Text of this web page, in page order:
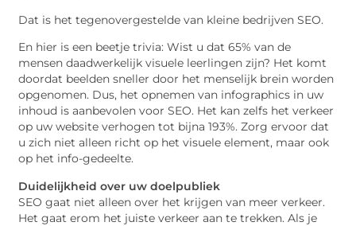
Dat is het tegenovergestelde van kleine bedrijven SEO.
En hier is een beetje trivia: Wist u dat 65% van de
mensen daadwerkelijk visuele leerlingen zijn? Het komt
doordat beelden sneller door het menselijk brein worden
opgenomen. Dus, het opnemen van infographics in uw
inhoud is aanbevolen voor SEO. Het kan zelfs het verkeer
op uw website verhogen tot bijna 193%. Zorg ervoor dat
u zich niet alleen richt op het visuele element, maar ook
op het info-gedeelte.
Duidelijkheid over uw doelpubliek
SEO gaat niet alleen over het krijgen van meer verkeer.
Het gaat erom het juiste verkeer aan te trekken. Als je